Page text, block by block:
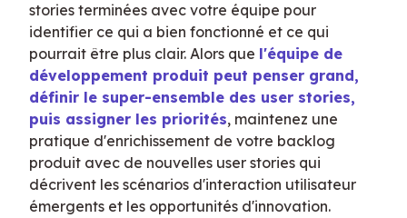
stories terminées avec votre équipe pour
identifier ce qui a bien fonctionné et ce qui
pourrait être plus clair. Alors que l'équipe de
développement produit peut penser grand,
définir le super-ensemble des user stories,
puis assigner les priorités, maintenez une
pratique d'enrichissement de votre backlog
produit avec de nouvelles user stories qui
décrivent les scénarios d'interaction utilisateur
émergents et les opportunités d'innovation.